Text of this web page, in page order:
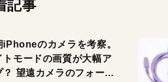
記事
iPhoneのカメラを考察。
トモードの画質が大幅ア
？ 望遠カメラのフォーカ